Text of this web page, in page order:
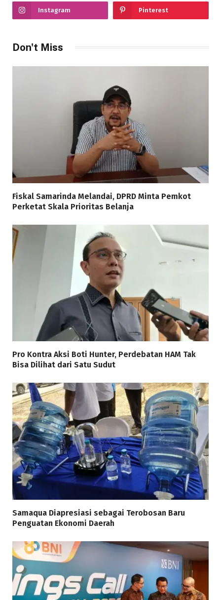
Instagram Pinterest
Don't Miss
Fiskal Samarinda Melandai, DPRD Minta Pemkot
Perketat Skala Prioritas Belanja
Pro Kontra Aksi Boti Hunter, Perdebatan HAM Tak
Bisa Dilihat dari Satu Sudut
Samaqua Diapresiasi sebagai Terobosan Baru
Penguatan Ekonomi Daerah